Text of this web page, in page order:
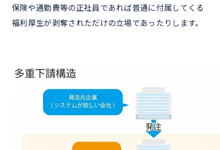
保険や通勤費等の正社員であれば普通に付属してくる
福利厚生が剥奪されただけの立場であったりします。